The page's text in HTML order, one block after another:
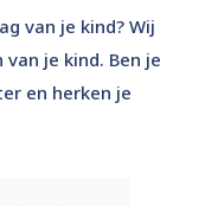
van je kind? Wij
je kind. Ben je
en herken je